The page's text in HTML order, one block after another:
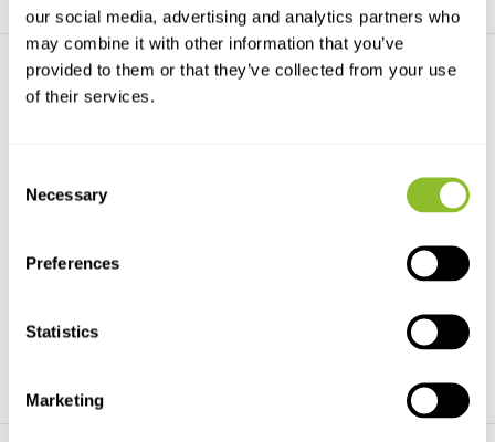
our social media, advertising and analytics partners who
may combine it with other information that you’ve
provided to them or that they’ve collected from your use
of their services.
Selection
Necessary
Preferences
Statistics
Marketing
HI4113 Ionenselektive
electrode is a ...
HI4115 Ionenselektive
HI4115 Ionenselektive Elektrode